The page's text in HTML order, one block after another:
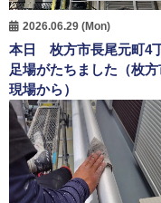
2026.06.29 (Mon)
本日 枚方市長尾元町4
足場がたちました（枚
現場から）